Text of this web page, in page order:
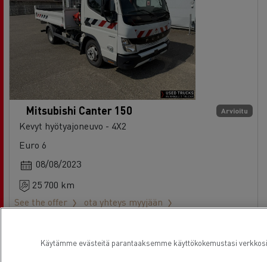
Arvioitu
Mitsubishi Canter 150
Kevyt hyötyajoneuvo - 4X2
Euro 6
08/08/2023
25 700 km
See the offer
ota yhteys myyjään
Käytämme evästeitä parantaaksemme käyttökokemustasi